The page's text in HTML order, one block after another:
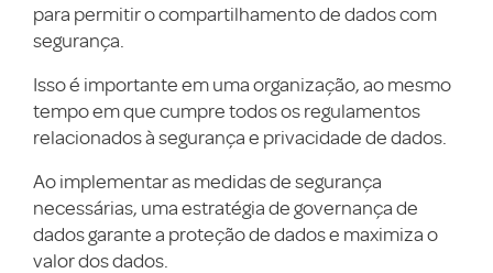
para permitir o compartilhamento de dados com
segurança.
Isso é importante em uma organização, ao mesmo
tempo em que cumpre todos os regulamentos
relacionados à segurança e privacidade de dados.
Ao implementar as medidas de segurança
necessárias, uma estratégia de governança de
dados garante a proteção de dados e maximiza o
valor dos dados.